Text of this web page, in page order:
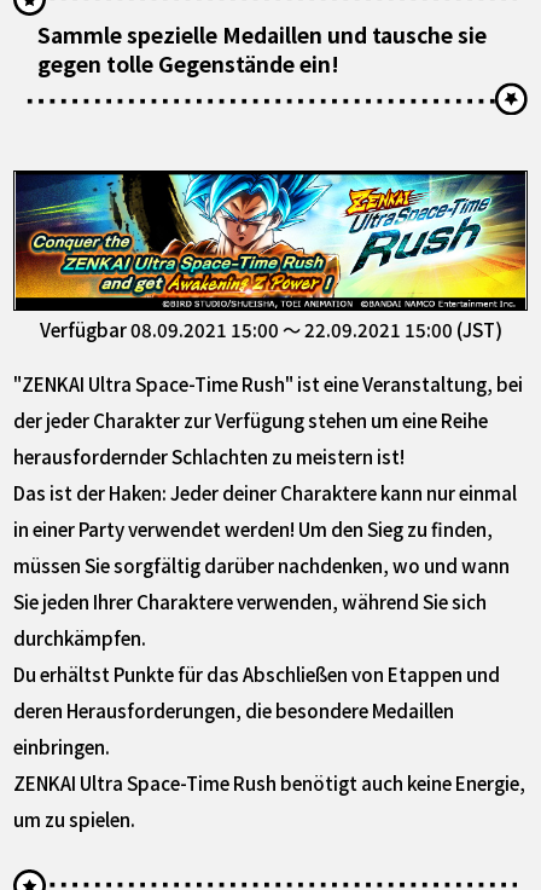
Sammle spezielle Medaillen und tausche sie
gegen tolle Gegenstände ein!
Verfügbar 08.09.2021 15:00 ～ 22.09.2021 15:00 (JST)
"ZENKAI Ultra Space-Time Rush" ist eine Veranstaltung, bei
der jeder Charakter zur Verfügung stehen um eine Reihe
herausfordernder Schlachten zu meistern ist!
Das ist der Haken: Jeder deiner Charaktere kann nur einmal
in einer Party verwendet werden! Um den Sieg zu finden,
müssen Sie sorgfältig darüber nachdenken, wo und wann
Sie jeden Ihrer Charaktere verwenden, während Sie sich
durchkämpfen.
Du erhältst Punkte für das Abschließen von Etappen und
deren Herausforderungen, die besondere Medaillen
einbringen.
ZENKAI Ultra Space-Time Rush benötigt auch keine Energie,
um zu spielen.